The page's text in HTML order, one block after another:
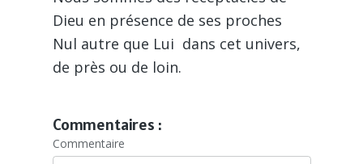
Dieu en présence de ses proches
Nul autre que Lui dans cet univers,
de près ou de loin.
Commentaires :
Commentaire